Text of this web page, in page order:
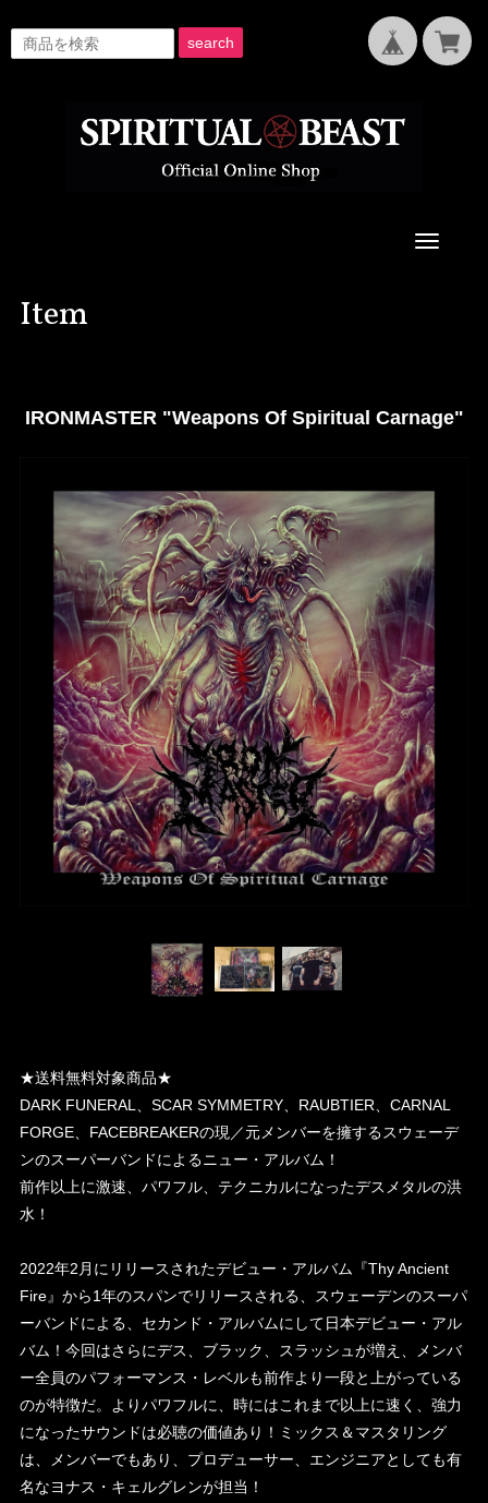
search
Toggle
Item
IRONMASTER "Weapons Of Spiritual Carnage"
★送料無料対象商品★
DARK FUNERAL、SCAR SYMMETRY、RAUBTIER、CARNAL
FORGE、FACEBREAKERの現／元メンバーを擁するスウェーデ
ンのスーパーバンドによるニュー・アルバム！
前作以上に激速、パワフル、テクニカルになったデスメタルの洪
水！
2022年2月にリリースされたデビュー・アルバム『Thy Ancient
Fire』から1年のスパンでリリースされる、スウェーデンのスーパ
ーバンドによる、セカンド・アルバムにして日本デビュー・アル
バム！今回はさらにデス、ブラック、スラッシュが増え、メンバ
ー全員のパフォーマンス・レベルも前作より一段と上がっている
のが特徴だ。よりパワフルに、時にはこれまで以上に速く、強力
になったサウンドは必聴の価値あり！ミックス＆マスタリング
は、メンバーでもあり、プロデューサー、エンジニアとしても有
名なヨナス・キェルグレンが担当！